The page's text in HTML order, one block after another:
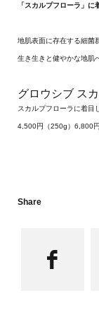
「スカルプフローラ」に
地肌表面に存在する細菌
生き生きと健やかな地肌
グロウシブ ス
スカルプフローラに着目
4,500円（250g）6,800
Share
